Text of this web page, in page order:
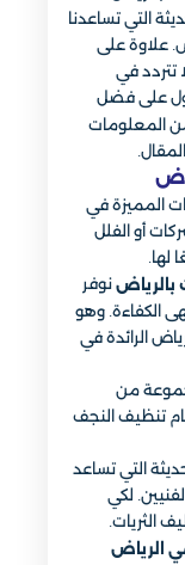
التي تساعدنا
علاوة على
تتردد في
على فضل
المعلومات
المميزة في
أو الفلل
لها.
بالرياض نوفر
الكفاءة. وهو
الرائدة في
من
تنظيف النجف
التي تساعد
لكي
الثريات.
الرياض